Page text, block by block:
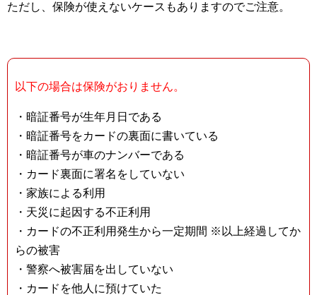
ただし、保険が使えないケースもありますのでご注意。
以下の場合は保険がおりません。
・暗証番号が生年月日である
・暗証番号をカードの裏面に書いている
・暗証番号が車のナンバーである
・カード裏面に署名をしていない
・家族による利用
・天災に起因する不正利用
・カードの不正利用発生から一定期間 ※以上経過してか
らの被害
・警察へ被害届を出していない
・カードを他人に預けていた